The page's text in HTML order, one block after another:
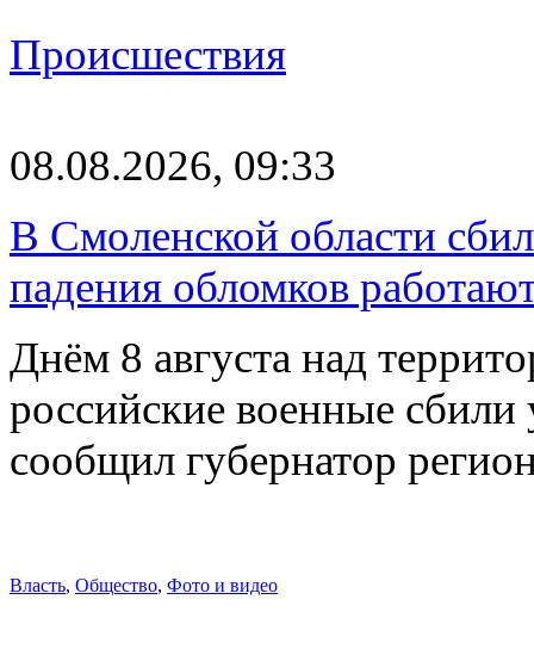
Происшествия
08.08.2026, 09:33
В Смоленской области
падения обломков
Днём 8 августа над
российские военные
сообщил губернатор
Власть, Общество, Фото и видео